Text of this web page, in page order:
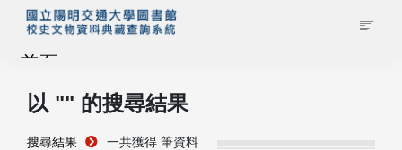
首頁
藏品查詢
以 "" 的搜尋結果
搜尋結果 一共獲得 筆資料